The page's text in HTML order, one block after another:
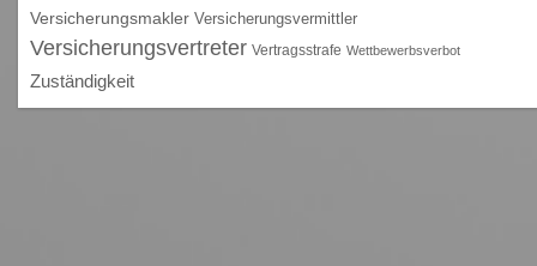
Versicherungsmakler Versicherungsvermittler
Versicherungsvertreter Vertragsstrafe Wettbewerbsverbot
Zuständigkeit